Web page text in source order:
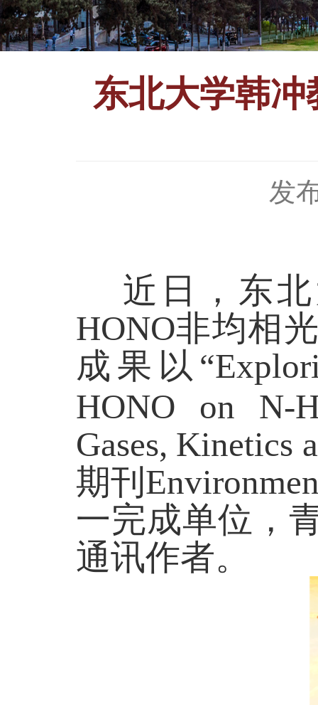
东北大学韩
发
近日，东
HONO非均相
成果以“
HONO on N-
Gases, Kinetics
期刊
一完成单位，
通讯作者。